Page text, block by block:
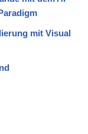
mit Visual